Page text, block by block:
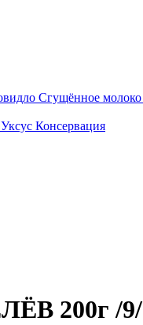
Сгущённое молоко
Уксус Консервация
200г /9/